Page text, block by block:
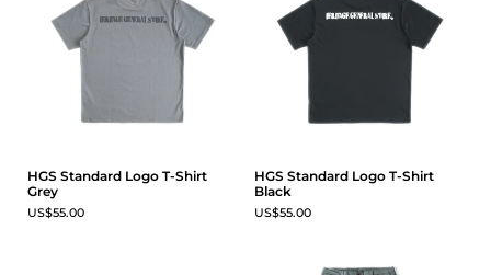
HGS Standard Logo T-Shirt
Grey
US$55.00
HGS Standard Logo T-Shirt
Black
US$55.00